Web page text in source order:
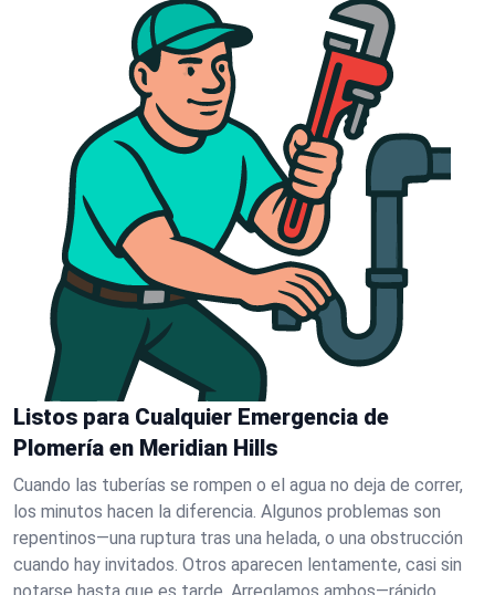
Listos para Cualquier Emergencia de
Plomería en Meridian Hills
Cuando las tuberías se rompen o el agua no deja de correr,
los minutos hacen la diferencia. Algunos problemas son
repentinos—una ruptura tras una helada, o una obstrucción
cuando hay invitados. Otros aparecen lentamente, casi sin